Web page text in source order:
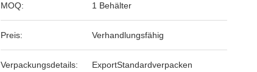
MOQ: 1 Behälter
Preis: Verhandlungsfähig
Verpackungsdetails: ExportStandardverpacken